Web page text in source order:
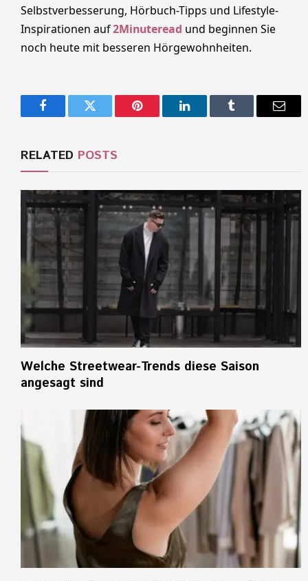
Selbstverbesserung, Hörbuch-Tipps und Lifestyle-
Inspirationen auf2Minuteread und beginnen Sie
noch heute mit besseren Hörgewohnheiten.
FacebookTwitter Pinterest LinkedInTumblr Email
RELATED POSTS
Welche Streetwear-Trends diese Saison
angesagt sind